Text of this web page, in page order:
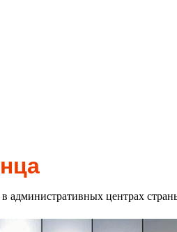
административных центрах